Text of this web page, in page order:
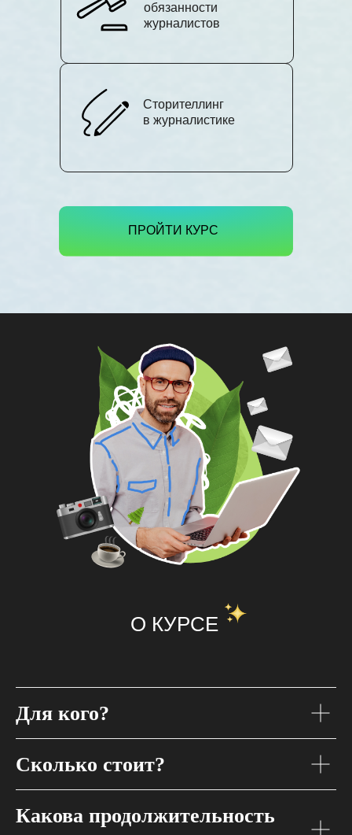
ПРОЙТИ КУРС
обязанности
журналистов
Сторителлинг
в журналистике
О КУРСЕ
Для кого?
Сколько стоит?
Какова продолжительность